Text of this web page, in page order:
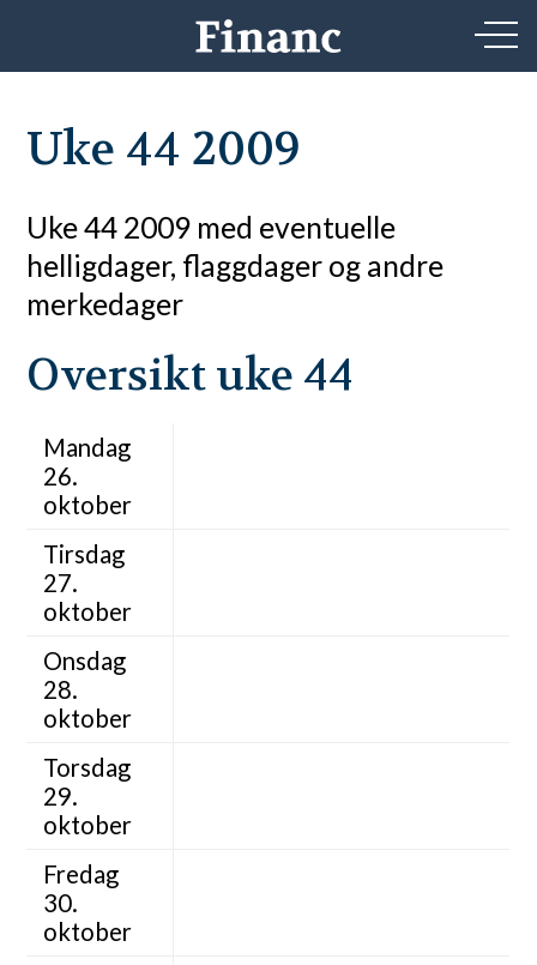
Uke 44 2009
Uke 44 2009 med eventuelle
helligdager, flaggdager og andre
merkedager
Oversikt uke 44
Mandag
26.
oktober
Tirsdag
27.
oktober
Onsdag
28.
oktober
Torsdag
29.
oktober
Fredag
30.
oktober